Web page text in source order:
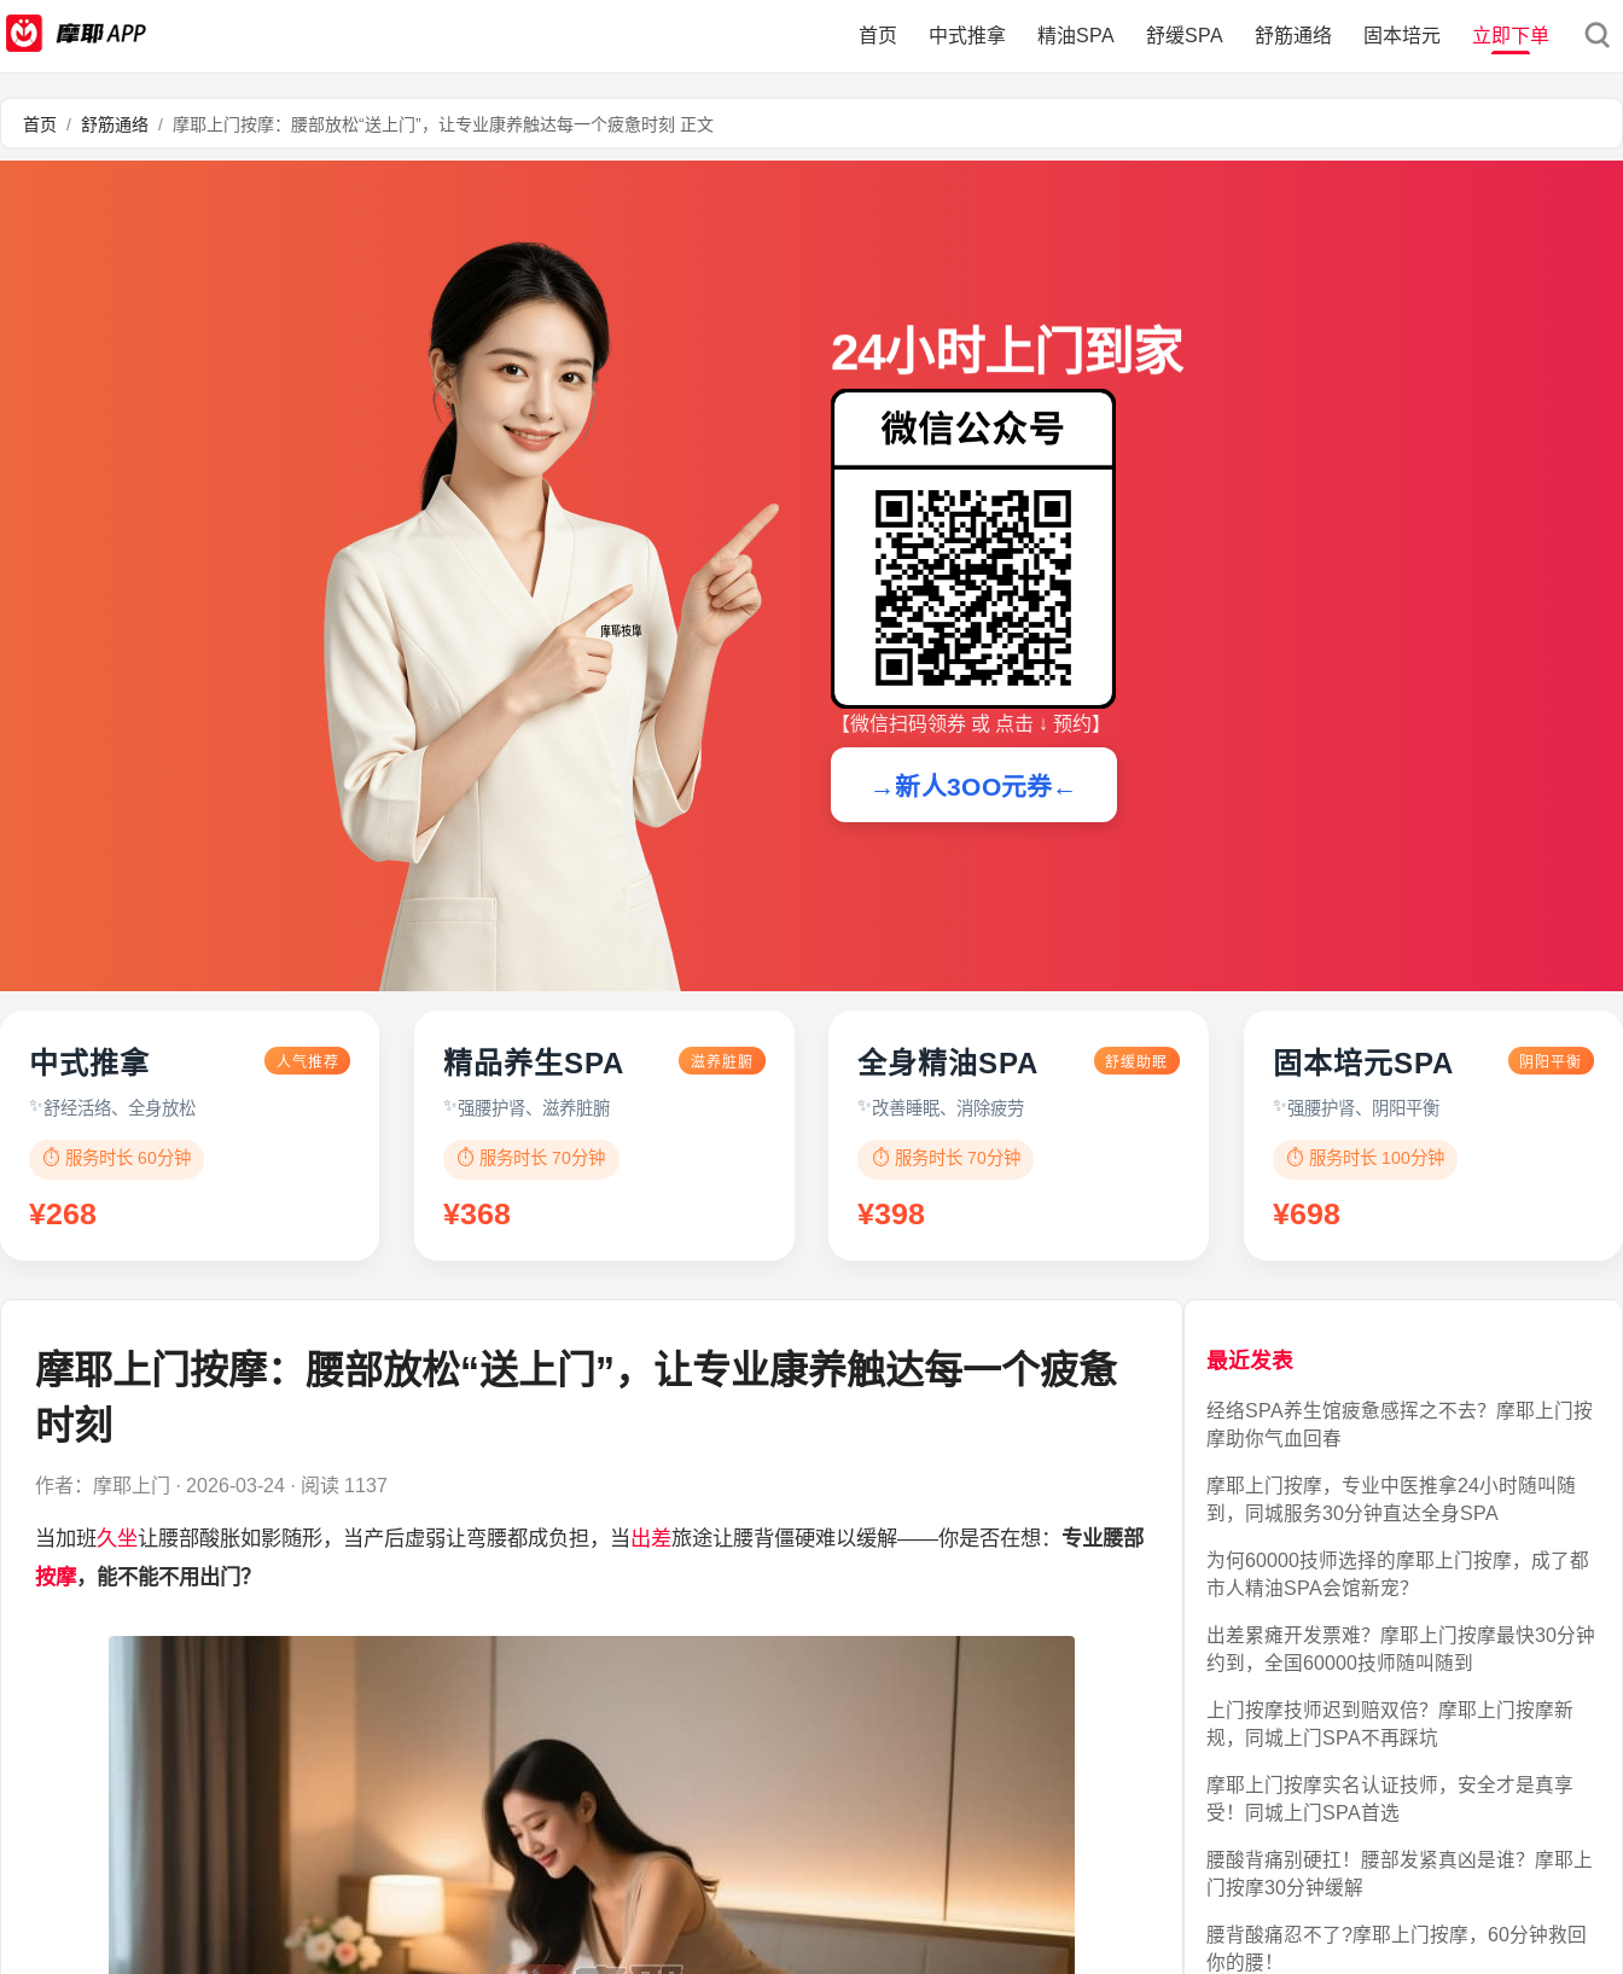
首页 中式推拿 精油SPA 舒缓SPA 舒筋通络 固本培元 立即下单
首页 / 舒筋通络 / 摩耶上门按摩：腰部放松“送上门”，让专业康养触达每一个疲惫时刻 正文
24小时上门到家
【微信扫码领券 或 点击 ↓ 预约】
→新人3OO元券←
中式推拿 人气推荐
舒经活络、全身放松
⏱️ 服务时长 60分钟
¥268
精品养生SPA 滋养脏腑
强腰护肾、滋养脏腑
⏱️ 服务时长 70分钟
¥368
全身精油SPA 舒缓助眠
改善睡眠、消除疲劳
⏱️ 服务时长 70分钟
¥398
固本培元SPA 阴阳平衡
强腰护肾、阴阳平衡
⏱️ 服务时长 100分钟
¥698
摩耶上门按摩：腰部放松“送上门”，让专业康养触达每一个疲惫
时刻
作者：摩耶上门 · 2026-03-24 · 阅读 1137
当加班久坐让腰部酸胀如影随形，当产后虚弱让弯腰都成负担，当出差旅途让腰背僵硬难以缓解——你是否在想： 专业腰部
按摩，能不能不用出门？
最近发表
经络SPA养生馆疲惫感挥之不去？摩耶上门按
摩助你气血回春
摩耶上门按摩，专业中医推拿24小时随叫随
到，同城服务30分钟直达全身SPA
为何60000技师选择的摩耶上门按摩，成了都
市人精油SPA会馆新宠？
出差累瘫开发票难？摩耶上门按摩最快30分钟
约到，全国60000技师随叫随到
上门按摩技师迟到赔双倍？摩耶上门按摩新
规，同城上门SPA不再踩坑
摩耶上门按摩实名认证技师，安全才是真享
受！同城上门SPA首选
腰酸背痛别硬扛！腰部发紧真凶是谁？摩耶上
门按摩30分钟缓解
腰背酸痛忍不了?摩耶上门按摩，60分钟救回
你的腰！